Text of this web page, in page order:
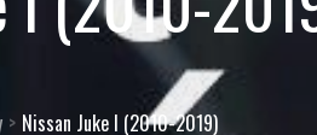
Nissan Juke I (2010-2019)